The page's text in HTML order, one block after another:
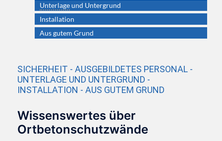
Unterlageund Untergrund
Installation
Aus gutem Grund
SICHERHEIT - AUSGEBILDETES PERSONAL -
UNTERLAGE UND UNTERGRUND -
INSTALLATION - AUS GUTEM GRUND
Wissenswertes über
Ortbetonschutzwände